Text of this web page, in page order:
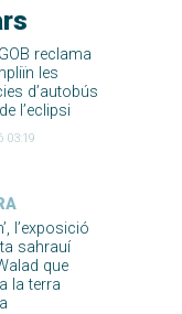
reclama
les
d’autobús
l’eclipsi
03:19
l’exposició
sahrauí
que
la terra